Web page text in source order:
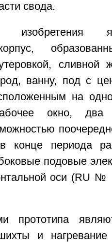
свода.
изобретения
сливной
ванну, под с
на
окно, два
конце периода
подовые
оси (RU №
прототипа
и